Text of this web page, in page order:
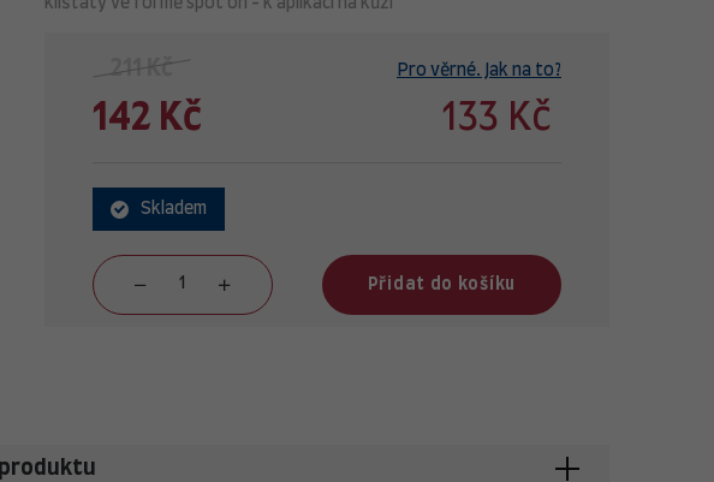
klíšťaty ve formě spot on - k aplikaci na kůži
211 Kč Pro věrné. Jak na to?
142 Kč 133 Kč
Skladem
Přidat do košíku